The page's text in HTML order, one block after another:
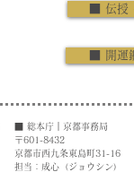
■ 伝
■ 開
​■ 総本庁｜京都事務局
〒601-8432
京都市西九条東島町31-16
担当：成心（ジョウシン）